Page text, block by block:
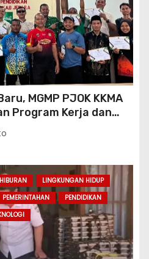
MGMP PJOK KKMA
Program Kerja dan
HIBURAN
LINGKUNGAN HIDUP
PEMERINTAHAN
PENDIDIKAN